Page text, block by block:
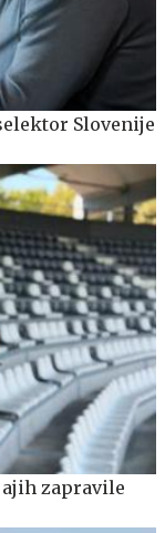
Slovenije
zapravile